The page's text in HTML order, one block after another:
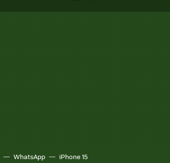
WhatsApp iPhone 15